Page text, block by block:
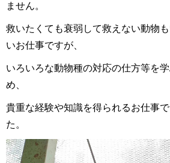
ません。
救いたくても衰弱して救えない動物
いお仕事ですが、
いろいろな動物種の対応の仕方等を
め、
貴重な経験や知識を得られるお仕事
た。